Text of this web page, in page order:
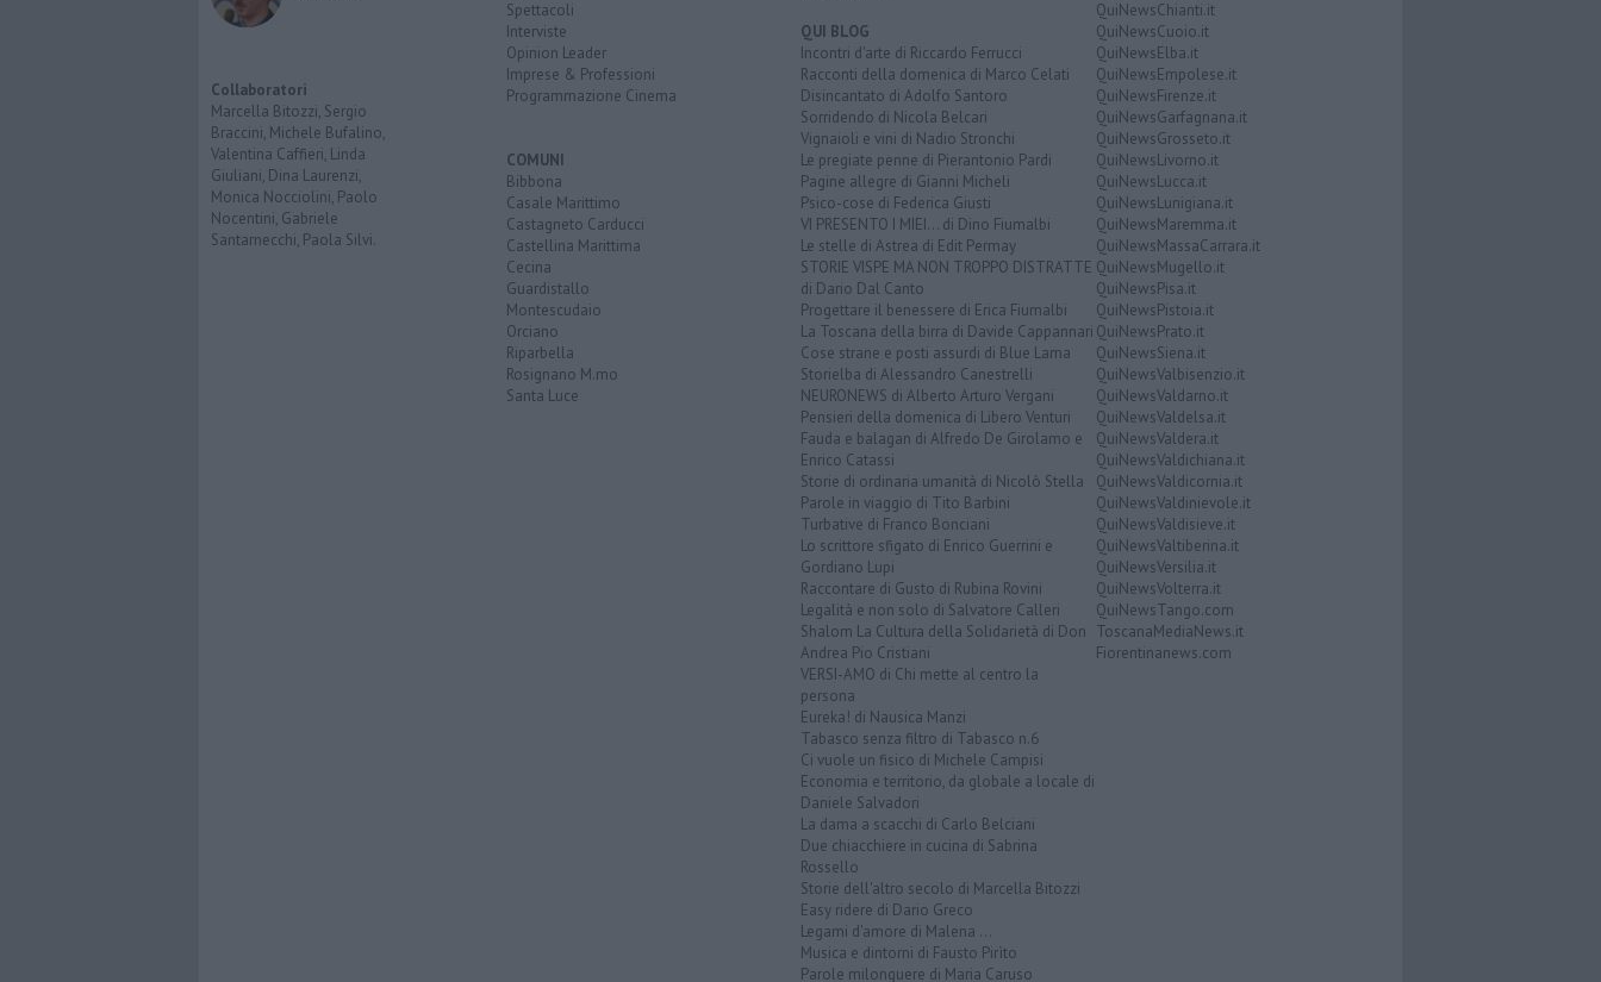
Collaboratori
Marcella Bitozzi, Sergio
Braccini, Michele Bufalino,
Valentina Caffieri, Linda
Giuliani, Dina Laurenzi,
Monica Nocciolini, Paolo
Nocentini, Gabriele
Santarnecchi, Paola Silvi.
Spettacoli
Interviste
Opinion Leader
Imprese & Professioni
Programmazione Cinema
COMUNI
Bibbona
Casale Marittimo
Castagneto Carducci
Castellina Marittima
Cecina
Guardistallo
Montescudaio
Orciano
Riparbella
Rosignano M.mo
Santa Luce
QUI BLOG
Incontri d'arte di Riccardo Ferrucci
Racconti della domenica di Marco Celati
Disincantato di Adolfo Santoro
Sorridendo di Nicola Belcari
Vignaioli e vini di Nadio Stronchi
Le pregiate penne di Pierantonio Pardi
Pagine allegre di Gianni Micheli
Psico-cose di Federica Giusti
VI PRESENTO I MIEI... di Dino Fiumalbi
Le stelle di Astrea di Edit Permay
STORIE VISPE MA NON TROPPO DISTRATTE
di Dario Dal Canto
Progettare il benessere di Erica Fiumalbi
La Toscana della birra di Davide Cappannari
Cose strane e posti assurdi di Blue Lama
Storielba di Alessandro Canestrelli
NEURONEWS di Alberto Arturo Vergani
Pensieri della domenica di Libero Venturi
Fauda e balagan di Alfredo De Girolamo e
Enrico Catassi
Storie di ordinaria umanità di Nicolò Stella
Parole in viaggio di Tito Barbini
Turbative di Franco Bonciani
Lo scrittore sfigato di Enrico Guerrini e
Gordiano Lupi
Raccontare di Gusto di Rubina Rovini
Legalità e non solo di Salvatore Calleri
Shalom La Cultura della Solidarietà di Don
Andrea Pio Cristiani
VERSI-AMO di Chi mette al centro la
persona
Eureka! di Nausica Manzi
Tabasco senza filtro di Tabasco n.6
Ci vuole un fisico di Michele Campisi
Economia e territorio, da globale a locale di
Daniele Salvadori
La dama a scacchi di Carlo Belciani
Due chiacchiere in cucina di Sabrina
Rossello
Storie dell'altro secolo di Marcella Bitozzi
Easy ridere di Dario Greco
Legami d'amore di Malena ...
Musica e dintorni di Fausto Pirìto
Parole milonguere di Maria Caruso
QuiNewsChianti.it
QuiNewsCuoio.it
QuiNewsElba.it
QuiNewsEmpolese.it
QuiNewsFirenze.it
QuiNewsGarfagnana.it
QuiNewsGrosseto.it
QuiNewsLivorno.it
QuiNewsLucca.it
QuiNewsLunigiana.it
QuiNewsMaremma.it
QuiNewsMassaCarrara.it
QuiNewsMugello.it
QuiNewsPisa.it
QuiNewsPistoia.it
QuiNewsPrato.it
QuiNewsSiena.it
QuiNewsValbisenzio.it
QuiNewsValdarno.it
QuiNewsValdelsa.it
QuiNewsValdera.it
QuiNewsValdichiana.it
QuiNewsValdicornia.it
QuiNewsValdinievole.it
QuiNewsValdisieve.it
QuiNewsValtiberina.it
QuiNewsVersilia.it
QuiNewsVolterra.it
QuiNewsTango.com
ToscanaMediaNews.it
Fiorentinanews.com